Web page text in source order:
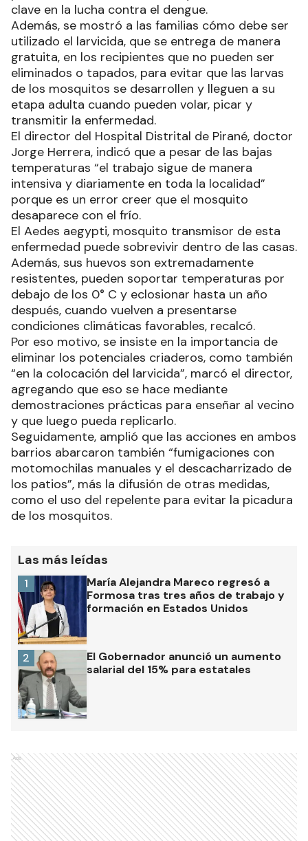
insistiendo en que la eliminación de los
recipientes que no se utilizan, que pueden ser
potenciales criaderos de mosquitos, es la medida
clave en la lucha contra el dengue.
Además, se mostró a las familias cómo debe ser
utilizado el larvicida, que se entrega de manera
gratuita, en los recipientes que no pueden ser
eliminados o tapados, para evitar que las larvas
de los mosquitos se desarrollen y lleguen a su
etapa adulta cuando pueden volar, picar y
transmitir la enfermedad.
El director del Hospital Distrital de Pirané, doctor
Jorge Herrera, indicó que a pesar de las bajas
temperaturas “el trabajo sigue de manera
intensiva y diariamente en toda la localidad”
porque es un error creer que el mosquito
desaparece con el frío.
El Aedes aegypti, mosquito transmisor de esta
enfermedad puede sobrevivir dentro de las casas.
Además, sus huevos son extremadamente
resistentes, pueden soportar temperaturas por
debajo de los 0° C y eclosionar hasta un año
después, cuando vuelven a presentarse
condiciones climáticas favorables, recalcó.
Por eso motivo, se insiste en la importancia de
eliminar los potenciales criaderos, como también
“en la colocación del larvicida”, marcó el director,
agregando que eso se hace mediante
demostraciones prácticas para enseñar al vecino
y que luego pueda replicarlo.
Seguidamente, amplió que las acciones en ambos
barrios abarcaron también “fumigaciones con
motomochilas manuales y el descacharrizado de
como el uso del repelente para evitar la picadura
de los mosquitos.
Las más leídas
Formosa tras tres años de trabajo y
formación en Estados Unidos
1
2
Ads